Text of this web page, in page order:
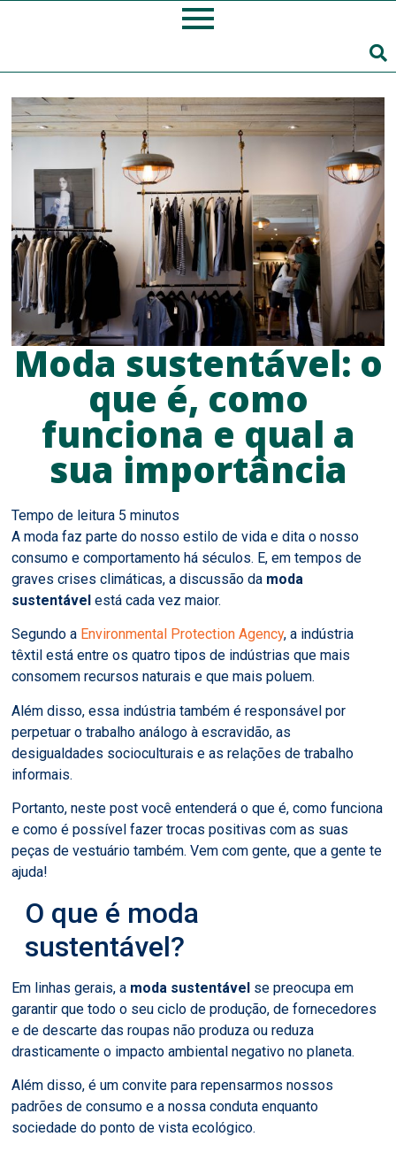
Moda sustentável: o
que é, como
funciona e qual a
sua importância
A moda faz parte do nosso estilo de vida e dita o nosso
consumo e comportamento há séculos. E, em tempos de
graves crises climáticas, a discussão da moda
sustentável está cada vez maior.
Segundo a Environmental Protection Agency, a indústria
têxtil está entre os quatro tipos de indústrias que mais
consomem recursos naturais e que mais poluem.
Além disso, essa indústria também é responsável por
perpetuar o trabalho análogo à escravidão, as
desigualdades socioculturais e as relações de trabalho
informais.
Portanto, neste post você entenderá o que é, como funciona
e como é possível fazer trocas positivas com as suas
peças de vestuário também. Vem com gente, que a gente te
ajuda!
O que é moda
sustentável?
Em linhas gerais, a moda sustentável se preocupa em
garantir que todo o seu ciclo de produção, de fornecedores
e de descarte das roupas não produza ou reduza
drasticamente o impacto ambiental negativo no planeta.
Além disso, é um convite para repensarmos nossos
padrões de consumo e a nossa conduta enquanto
sociedade do ponto de vista ecológico.